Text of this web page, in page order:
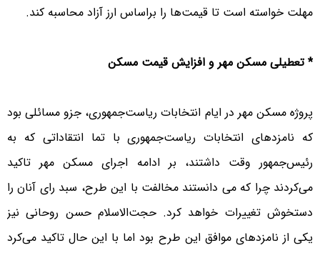
مهلت خواسته است تا قیمت‌ها را براساس ارز آزاد محاسبه کند.
* تعطیلی مسکن مهر و افزایش قیمت مسکن
پروژه مسکن مهر در ایام انتخابات ریاست‌جمهوری، جزو مسائلی بود
که نامزدهای انتخابات ریاست‌جمهوری با تما انتقاداتی که به
رئیس‌جمهور وقت داشتند، بر ادامه اجرای مسکن مهر تاکید
می‌کردند چرا که می دانستند مخالفت با این طرح، سبد رای آنان را
دستخوش تغییرات خواهد کرد. حجت‌الاسلام حسن روحانی نیز
یکی از نامزدهای موافق این طرح بود اما با این حال تاکید می‌کرد